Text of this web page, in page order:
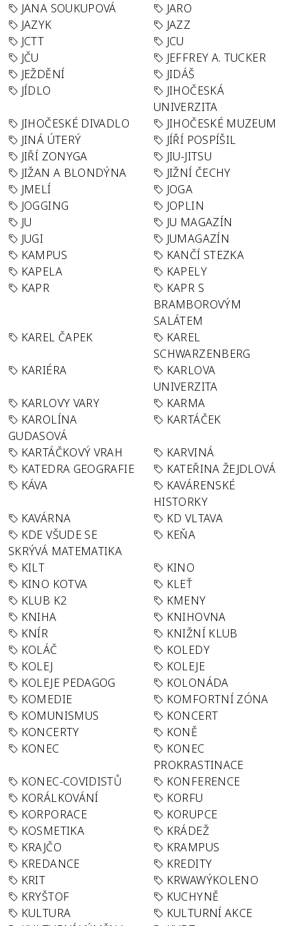
JANA SOUKUPOVÁ
JARO
JAZYK
JAZZ
JCTT
JCU
JČU
JEFFREY A. TUCKER
JEŽDĚNÍ
JIDÁŠ
JÍDLO
JIHOČESKÁ
UNIVERZITA
JIHOČESKÉ DIVADLO
JIHOČESKÉ MUZEUM
JINÁ ÚTERÝ
JÍŘÍ POSPÍŠIL
JIŘÍ ZONYGA
JIU-JITSU
JIŽAN A BLONDÝNA
JIŽNÍ ČECHY
JMELÍ
JOGA
JOGGING
JOPLIN
JU
JU MAGAZÍN
JUGI
JUMAGAZÍN
KAMPUS
KANČÍ STEZKA
KAPELA
KAPELY
KAPR
KAPR S
BRAMBOROVÝM
SALÁTEM
KAREL ČAPEK
KAREL
SCHWARZENBERG
KARIÉRA
KARLOVA
UNIVERZITA
KARLOVY VARY
KARMA
KAROLÍNA
GUDASOVÁ
KARTÁČEK
KARTÁČKOVÝ VRAH
KARVINÁ
KATEDRA GEOGRAFIE
KATEŘINA ŽEJDLOVÁ
KÁVA
KAVÁRENSKÉ
HISTORKY
KAVÁRNA
KD VLTAVA
KDE VŠUDE SE
SKRÝVÁ MATEMATIKA
KEŇA
KILT
KINO
KINO KOTVA
KLEŤ
KLUB K2
KMENY
KNIHA
KNIHOVNA
KNÍR
KNIŽNÍ KLUB
KOLÁČ
KOLEDY
KOLEJ
KOLEJE
KOLEJE PEDAGOG
KOLONÁDA
KOMEDIE
KOMFORTNÍ ZÓNA
KOMUNISMUS
KONCERT
KONCERTY
KONĚ
KONEC
KONEC
PROKRASTINACE
KONEC-COVIDISTŮ
KONFERENCE
KORÁLKOVÁNÍ
KORFU
KORPORACE
KORUPCE
KOSMETIKA
KRÁDEŽ
KRAJČO
KRAMPUS
KREDANCE
KREDITY
KRIT
KRWAWÝKOLENO
KRYŠTOF
KUCHYNĚ
KULTURA
KULTURNÍ AKCE